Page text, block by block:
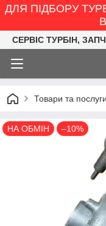
ДЛЯ ПІДБОРУ
СЕРВІС ТУРБІН,
Товари та послуги
НА ОБМІН –10%